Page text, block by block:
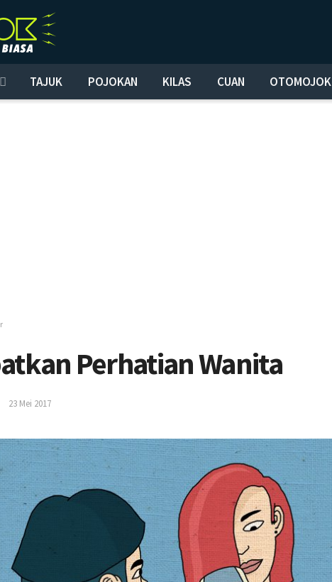
TAJUK POJOKAN KILAS CUAN OTOMOJOK
Perhatian Wanita
23 Mei 2017